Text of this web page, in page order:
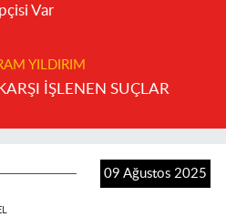
Var
YILDIRIM
İŞLENEN SUÇLAR
09 Ağustos 2025